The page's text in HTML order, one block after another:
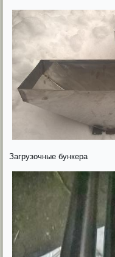
Загрузочные бункера